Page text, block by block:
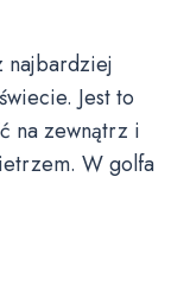
najbardziej
Jest to
na zewnątrz i
W golfa